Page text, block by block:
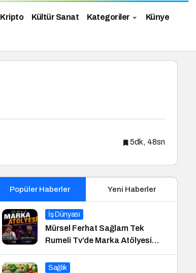
Kripto Kültür Sanat Kategoriler Künye
5dk, 48sn
Popüler Haberler Yeni Haberler
İş Dünyası
Mürsel Ferhat Sağlam Tek
Rumeli Tv’de Marka Atölyesi
Programına Konuk Oldu
Sağlık